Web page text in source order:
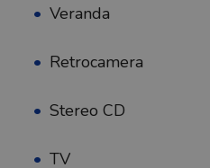
Veranda
Retrocamera
Stereo CD
TV